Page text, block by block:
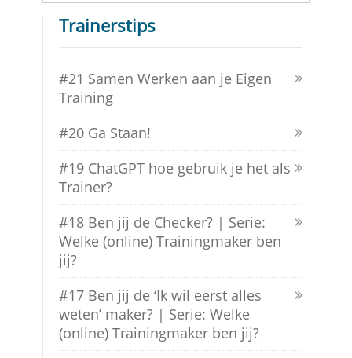
Trainerstips
#21 Samen Werken aan je Eigen
Training
#20 Ga Staan!
#19 ChatGPT hoe gebruik je het als
Trainer?
#18 Ben jij de Checker? | Serie:
Welke (online) Trainingmaker ben
jij?
#17 Ben jij de ‘Ik wil eerst alles
weten’ maker? | Serie: Welke
(online) Trainingmaker ben jij?